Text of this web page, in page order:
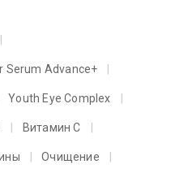
Serum Advance+
Youth Eye Complex
Витамин C
Очищение